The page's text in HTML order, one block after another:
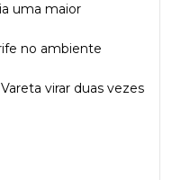
uma maior
no ambiente
virar duas vezes